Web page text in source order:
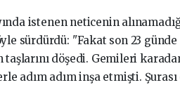
istenen neticenin
sürdürdü: "Fakat son 23
döşedi. Gemileri
adım adım inşa etmişti.